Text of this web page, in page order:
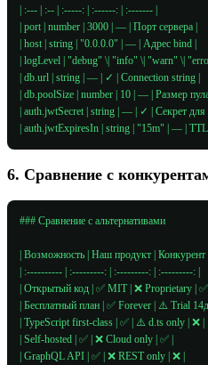
| :--- | :-- | :-----: | :------: | :------- |
| port | number | 3000 | — | Порт сервера |
| host | string | "0.0.0.0" | — | Адрес bind |
| logLevel | "debug" \| "info" \| "warn" \|
| db.url | string | — | ✓ | Connection string |
| db.poolSize | number | 10 | — | Размер
| auth.jwtSecret | string | — | ✓ | Секрет для
| auth.jwtExpiresIn | string | "15m" | — | TTL
6. Сравнение с
### Сравнение с альтернативами
| Возможность | Наш продукт | Конкурент
| :---------- | :---------: | :---------: | :---------: |
| Открытый код | ✅ MIT | ❌ Proprietary |
| Бесплатный план | ✅ Forever | ⚠️ Trial
| TypeScript first-class | ✅ | ⚠️ d.ts only | ❌ |
| Self-hosted | ✅ | ❌ Cloud only | ✅ |
| GraphQL API | ✅ | ❌ REST only | ❌ |